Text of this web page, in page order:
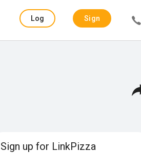
Log
Sign
Sign up for LinkPizza